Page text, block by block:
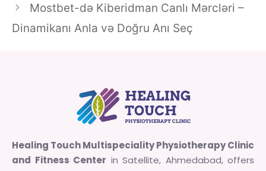
Mostbet-də Kiberidman Canlı Mərcləri –
Dinamikanı Anla və Doğru Anı Seç
Healing Touch Multispeciality Physiotherapy Clinic
and Fitness Center in Satellite, Ahmedabad, offers